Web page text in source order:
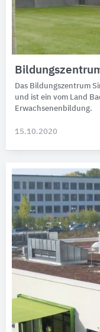
Das Bildungszentrum
und ist ein vom Land
Erwachsenenbildung.
15.10.2020